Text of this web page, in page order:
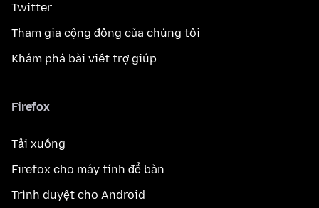
Twitter
Tham gia cộng đồng của chúng tôi
Khám phá bài viết trợ giúp
Firefox
Tải xuống
Firefox cho máy tính để bàn
Trình duyệt cho Android